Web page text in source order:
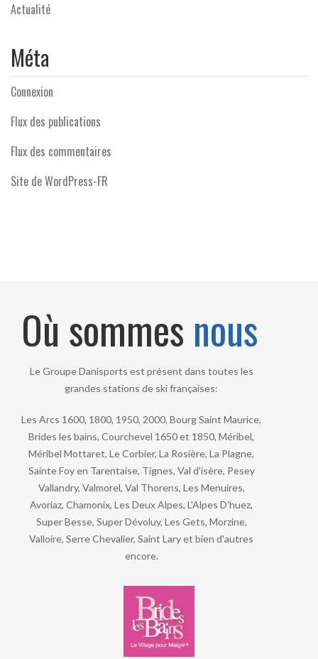
Actualité
Méta
Connexion
Flux des publications
Flux des commentaires
Site de WordPress-FR
Où sommes nous
Le Groupe Danisports est présent dans toutes les
grandes stations de ski françaises:
Les Arcs 1600, 1800, 1950, 2000, Bourg Saint Maurice,
Brides les bains, Courchevel 1650 et 1850, Méribel,
Méribel Mottaret, Le Corbier, La Rosière, La Plagne,
Sainte Foy en Tarentaise, Tignes, Val d'isère, Pesey
Vallandry, Valmorel, Val Thorens, Les Menuires,
Avoriaz, Chamonix, Les Deux Alpes, L'Alpes D'huez,
Super Besse, Super Dévoluy, Les Gets, Morzine,
Valloire, Serre Chevalier, Saint Lary et bien d'autres
encore.